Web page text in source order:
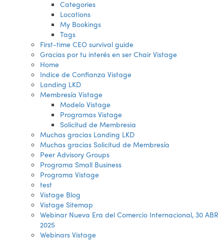
Categories
Locations
My Bookings
Tags
First-time CEO survival guide
Gracias por tu interés en ser Chair Vistage
Home
Indice de Confianza Vistage
Landing LKD
Membresía Vistage
Modelo Vistage
Programas Vistage
Solicitud de Membresia
Muchas gracias Landing LKD
Muchas gracias Solicitud de Membresía
Peer Advisory Groups
Programa Small Business
Programa Vistage
test
Vistage Blog
Vistage Sitemap
Webinar Nueva Era del Comercio Internacional, 30 ABR
2025
Webinars Vistage